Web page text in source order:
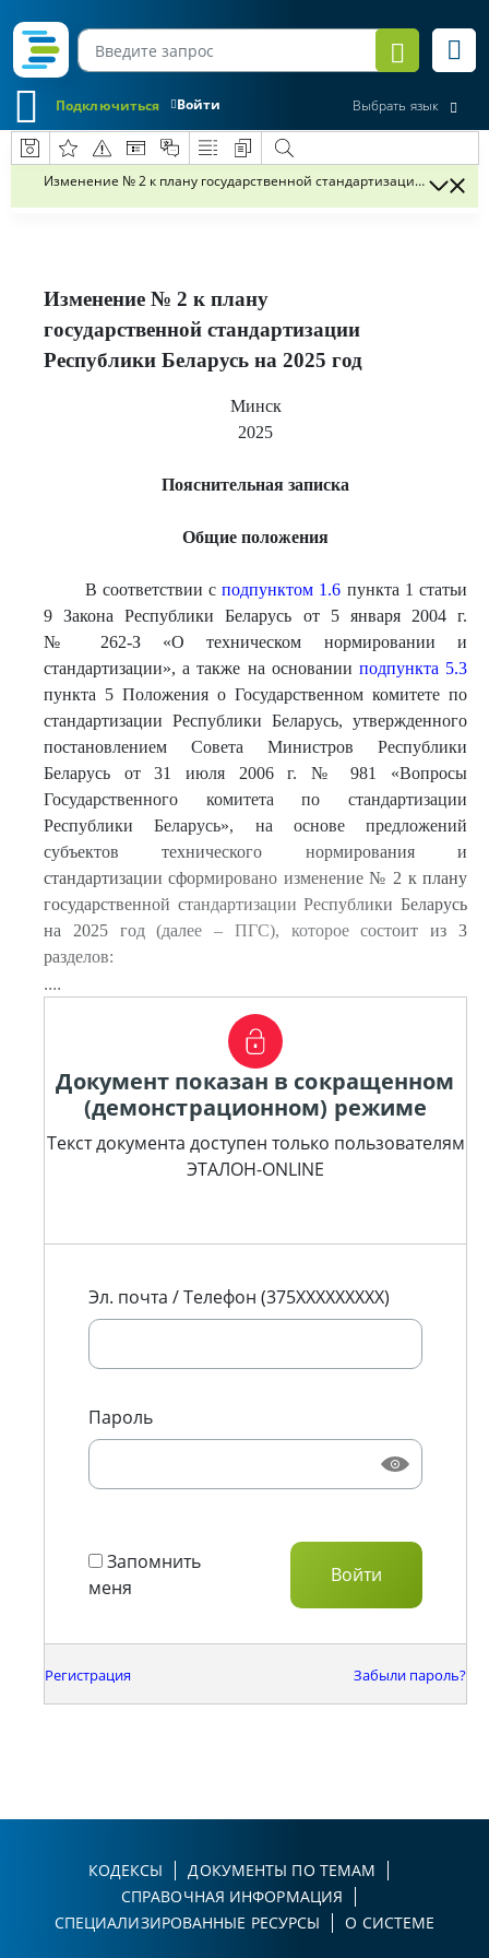
Войти
Подключиться Выбрать язык
Изменение № 2 к плану государственной стандартизации
Изменение № 2 к плану
государственной стандартизации
Республики Беларусь на 2025 год
Минск
2025
Пояснительная записка
Общие положения
В соответствии сподпунктом 1.6 пункта 1 статьи
9 Закона Республики Беларусь от 5 января 2004 г.
№ 262-З «О техническом нормировании и
стандартизации», а также на основании подпункта 5.3
пункта 5 Положения о Государственном комитете по
стандартизации Республики Беларусь, утвержденного
постановлением Совета Министров Республики
Беларусь от 31 июля 2006 г. № 981 «Вопросы
Государственного комитета по стандартизации
Республики Беларусь», на основе предложений
субъектов технического нормирования и
стандартизации сформировано изменение № 2 к плану
государственной стандартизации Республики Беларусь
на 2025 год (далее – ПГС), которое состоит из 3
разделов:
....
Документ показан в сокращенном
(демонстрационном) режиме
Текст документа доступен только пользователям
ЭТАЛОН-ONLINE
Эл. почта / Телефон (375XXXXXXXXX)
Пароль
Запомнить
меня
Регистрация Забыли пароль?
КОДЕКСЫ
ДОКУМЕНТЫ ПО ТЕМАМ
СПРАВОЧНАЯ ИНФОРМАЦИЯ
СПЕЦИАЛИЗИРОВАННЫЕ РЕСУРСЫ
О СИСТЕМЕ